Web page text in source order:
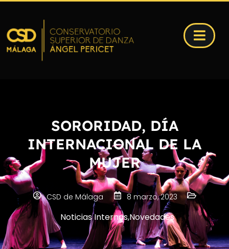
SORORIDAD, DÍA
INTERNACIONAL DE LA
MUJER
CSD de Málaga 8 marzo, 2023
Noticias Internas,Novedades